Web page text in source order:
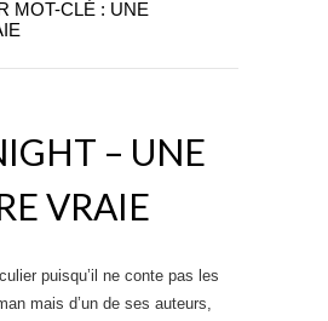
MOT-CLÉ : UNE
– UNE
VRAIE
puisqu’il ne conte pas les
mais d’un de ses auteurs,